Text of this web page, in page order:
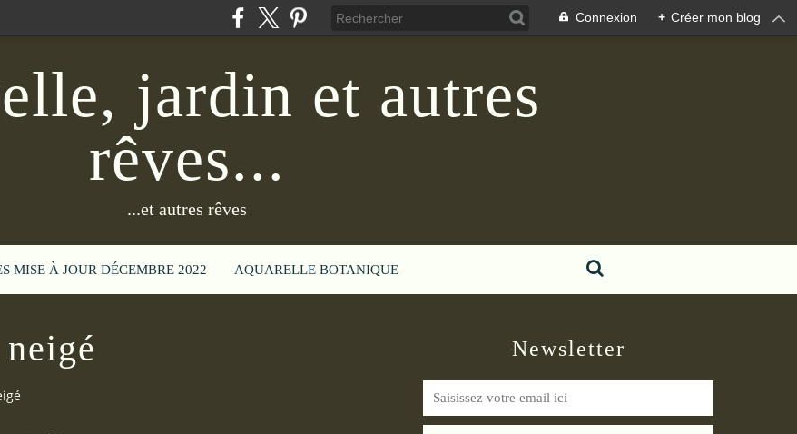
Connexion + Créer mon blog
jardin et autres
rêves...
...et autres rêves
MISE À JOUR DÉCEMBRE 2022 AQUARELLE BOTANIQUE
Newsletter